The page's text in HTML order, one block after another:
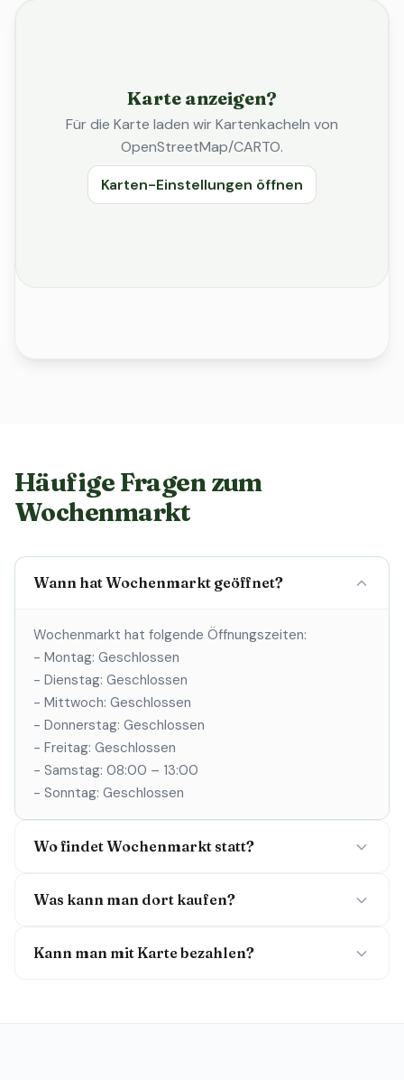
Karte anzeigen?
Für die Karte laden wir Kartenkacheln von
OpenStreetMap/CARTO.
Karten-Einstellungen öffnen
Häufige Fragen zum
Wochenmarkt
Wann hat Wochenmarkt geöffnet?
Wochenmarkt hat folgende Öffnungszeiten:
- Montag: Geschlossen
- Dienstag: Geschlossen
- Mittwoch: Geschlossen
- Donnerstag: Geschlossen
- Freitag: Geschlossen
- Samstag: 08:00 – 13:00
- Sonntag: Geschlossen
Wo findet Wochenmarkt statt?
Was kann man dort kaufen?
Kann man mit Karte bezahlen?